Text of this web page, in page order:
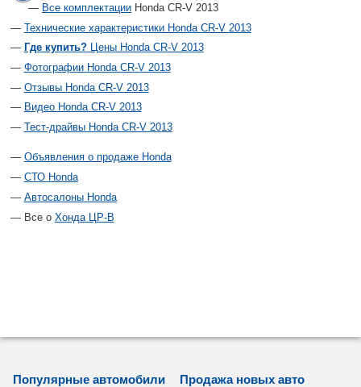
Все комплектации Honda CR-V 2013
Технические характеристики Honda CR-V 2013
Где купить?Цены Honda CR-V 2013
Фотографии Honda CR-V 2013
Отзывы Honda CR-V 2013
Видео Honda CR-V 2013
Тест-драйвы Honda CR-V 2013
Объявления о продаже Honda
СТО Honda
Автосалоны Honda
Все о Хонда ЦР-В
Популярные автомобили Продажа новых авто